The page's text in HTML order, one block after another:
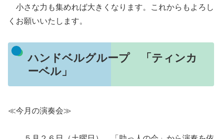
小さな力も集めれば大きくなります。これからもよろし
くお願いいたします。
ハンドベルグループ 「ティンカ
ーベル」
≪今月の演奏会≫